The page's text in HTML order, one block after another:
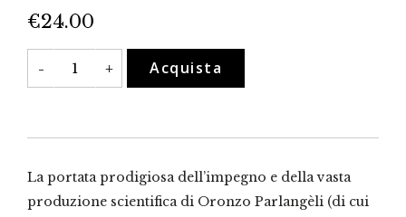
€24.00
-
Tra
linguistica
e
+ Acquista
La portata prodigiosa dell’impegno e della vasta
produzione scientifica di Oronzo Parlangèli (di cui